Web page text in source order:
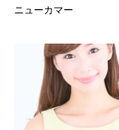
ニューカマー